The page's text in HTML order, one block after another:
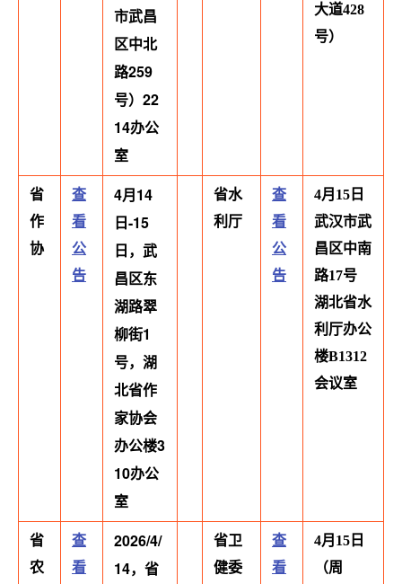
市武昌
区中北
路259
号）22
14办公
室
大道428
号）
省
作
协
查
看
公
告
4月14
日-15
日，武
昌区东
湖路翠
柳街1
号，湖
北省作
家协会
办公楼3
10办公
室
省水
利厅
查
看
公
告
4月15日
武汉市武
昌区中南
路17号
湖北省水
利厅办公
楼B1312
会议室
省
农
查
看
2026/4/
14，省
省卫
健委
查
看
4月15日
（周